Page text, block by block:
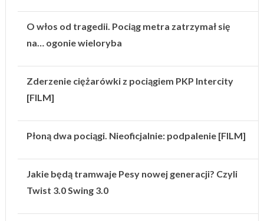
O włos od tragedii. Pociąg metra zatrzymał się
na… ogonie wieloryba
Zderzenie ciężarówki z pociągiem PKP Intercity
[FILM]
Płoną dwa pociągi. Nieoficjalnie: podpalenie [FILM]
Jakie będą tramwaje Pesy nowej generacji? Czyli
Twist 3.0 Swing 3.0